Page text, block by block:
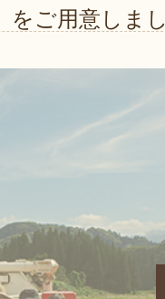
ご用意しまし